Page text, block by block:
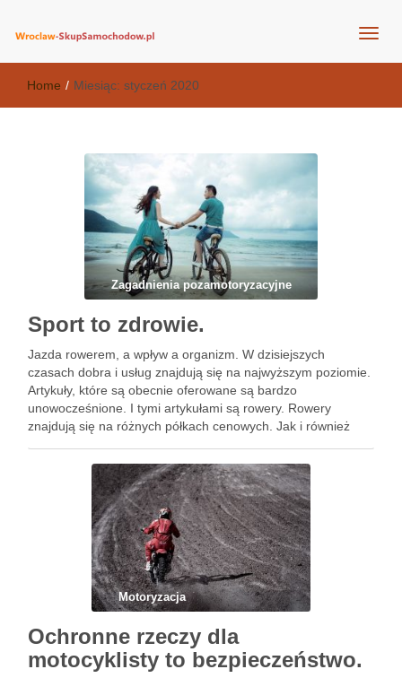
wroclaw-skupsamochodow.pl
Home / Miesiąc: styczeń 2020
Zagadnienia pozamotoryzacyjne
Sport to zdrowie.
Jazda rowerem, a wpływ a organizm. W dzisiejszych
czasach dobra i usług znajdują się na najwyższym poziomie.
Artykuły, które są obecnie oferowane są bardzo
unowocześnione. I tymi artykułami są rowery. Rowery
znajdują się na różnych półkach cenowych. Jak i również
historia dwóch …
Motoryzacja
Ochronne rzeczy dla
motocyklisty to bezpieczeństwo.